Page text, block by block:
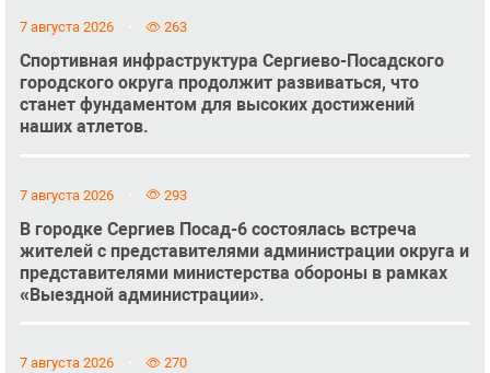
7 августа 2026 263
Спортивная инфраструктура Сергиево-Посадского
городского округа продолжит развиваться, что
станет фундаментом для высоких достижений
наших атлетов.
7 августа 2026 293
В городке Сергиев Посад-6 состоялась встреча
жителей с представителями администрации округа и
представителями министерства обороны в рамках
«Выездной администрации».
7 августа 2026 270